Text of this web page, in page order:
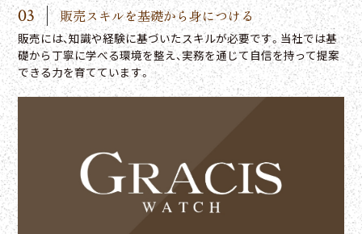
03 販売スキルを基礎から身につける
販売には、知識や経験に基づいたスキルが必要です。当社では基
礎から丁寧に学べる環境を整え、実務を通じて自信を持って提案
できる力を育てています。